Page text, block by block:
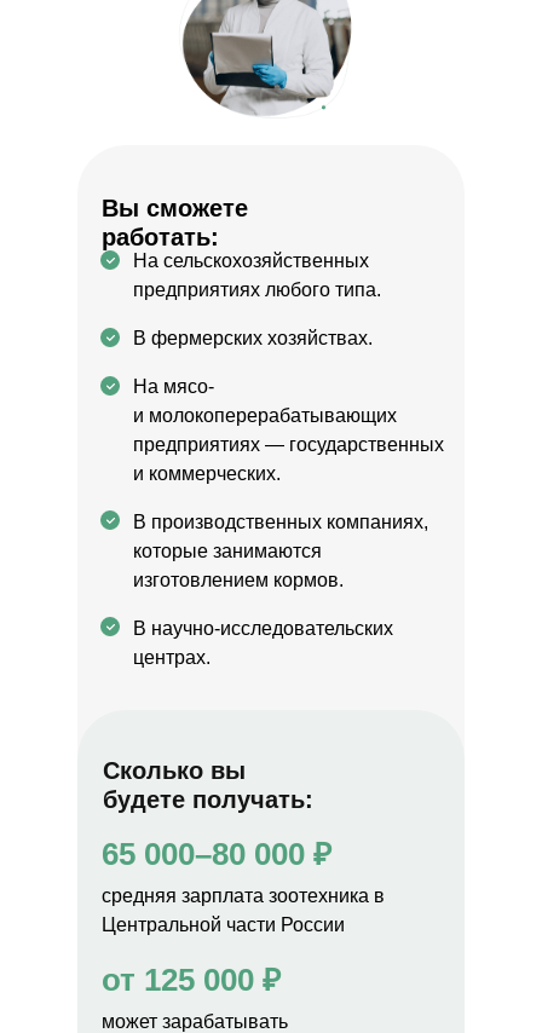
65 000–80 000 ₽
средняя зарплата зоотехника в
Центральной части России
от 125 000 ₽
может зарабатывать
Сколько вы
будете получать:
На сельскохозяйственных
предприятиях любого типа.
Вы сможете
работать:
В научно-исследовательских
центрах.
В производственных компаниях,
которые занимаются
изготовлением кормов.
На мясо-
и молокоперерабатывающих
предприятиях — государственных
и коммерческих.
В фермерских хозяйствах.